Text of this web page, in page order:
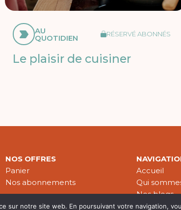
AU
QUOTIDIEN RÉSERVÉ ABONNÉS
Le plaisir de cuisiner
NOS OFFRES
Panier
Nos abonnements
Accueil
Qui
Nos blogs
Nos
sur notre site web. En poursuivant votre navigation,